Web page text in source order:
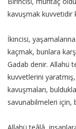
kavuşmak kuvvetidir
İkincisi,
kaçmak, bunlara
Gadab denir. Allahü
kuvvetlerini
kavuşmaları,
savunabilmeleri için,